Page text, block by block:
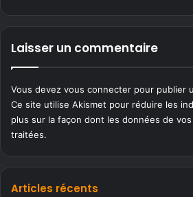
Laisser un commentaire
Vous devez vous connecter pour publier
Ce site utilise Akismet pour réduire les
plus sur la façon dont les données de
traitées.
Articles récents